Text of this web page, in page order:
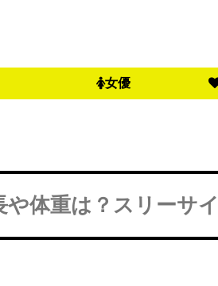
女優
や体重は？スリーサ